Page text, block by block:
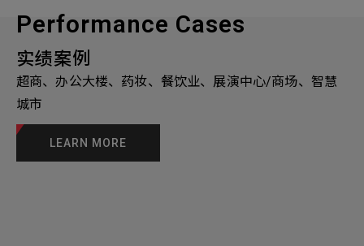
Performance Cases
实绩案例
超商、办公大楼、药妆、餐饮业、展演中心/商场、智慧
城市
LEARN MORE